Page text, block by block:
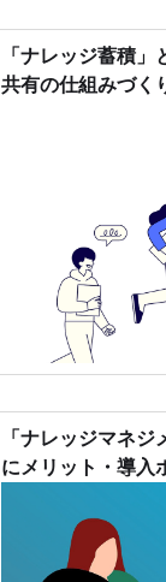
「ナレッジ蓄積
共有の仕組みづく
「ナレッジマネ
にメリット・導入